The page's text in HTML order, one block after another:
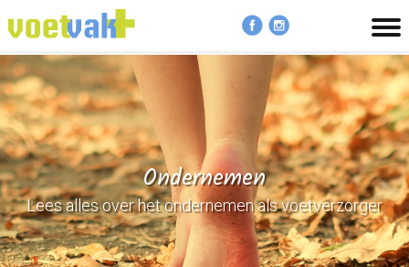
Ondernemen
Lees alles over het ondernemen als voetverzorger